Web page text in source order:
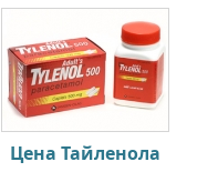
Цена Тайленола